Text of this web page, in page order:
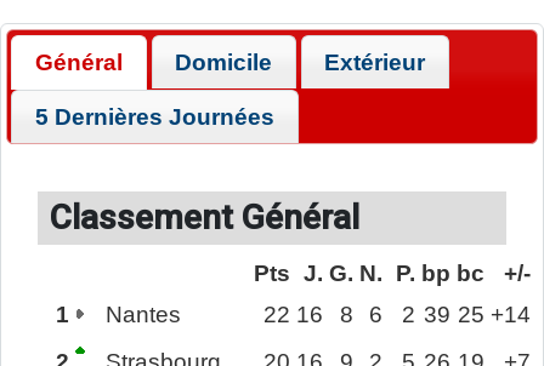
Général Domicile Extérieur
5 Dernières Journées
Classement Général
Pts J. G. N. P. bp bc
+/-
1
Nantes 22 16 8 6 2 39 25 +14